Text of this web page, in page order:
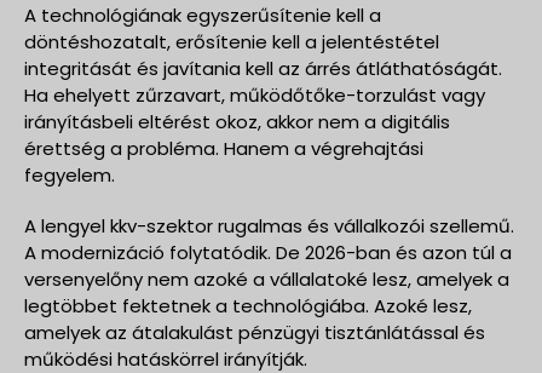
A technológiának egyszerűsítenie kell a
döntéshozatalt, erősítenie kell a jelentéstétel
integritását és javítania kell az árrés átláthatóságát.
Ha ehelyett zűrzavart, működőtőke-torzulást vagy
irányításbeli eltérést okoz, akkor nem a digitális
érettség a probléma. Hanem a végrehajtási
fegyelem.
A lengyel kkv-szektor rugalmas és vállalkozói szellemű.
A modernizáció folytatódik. De 2026-ban és azon túl a
versenyelőny nem azoké a vállalatoké lesz, amelyek a
legtöbbet fektetnek a technológiába. Azoké lesz,
amelyek az átalakulást pénzügyi tisztánlátással és
működési hatáskörrel irányítják.